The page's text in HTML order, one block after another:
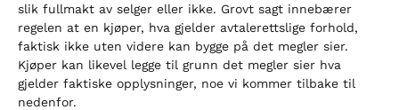
slik fullmakt av selger eller ikke. Grovt sagt innebærer
regelen at en kjøper, hva gjelder avtalerettslige forhold,
faktisk ikke uten videre kan bygge på det megler sier.
Kjøper kan likevel legge til grunn det megler sier hva
gjelder faktiske opplysninger, noe vi kommer tilbake til
nedenfor.